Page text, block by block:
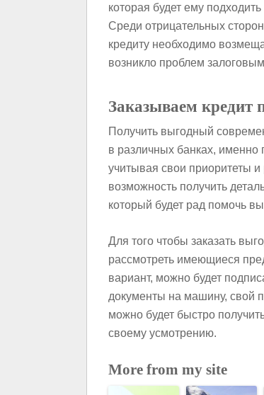
которая будет ему
Среди отрицательных
кредиту необходимо
возникло проблем
Заказываем кредит
Получить выгодный
в различных банках, именно
учитывая свои приоритеты
возможность получить
который будет рад помочь
Для того чтобы заказать
рассмотреть имеющиеся
вариант, можно будет
документы на машину, свой
можно будет быстро
своему усмотрению.
More from my site